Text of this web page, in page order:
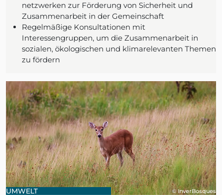
netzwerken zur Förderung von Sicherheit und
Zusammenarbeit in der Gemeinschaft
Regelmäßige Konsultationen mit
Interessengruppen, um die Zusammenarbeit in
sozialen, ökologischen und klimarelevanten Themen
zu fördern
© InverBosques
UMWELT